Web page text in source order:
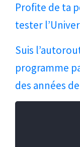
Profite de ta
tester
Suis
programme
des années